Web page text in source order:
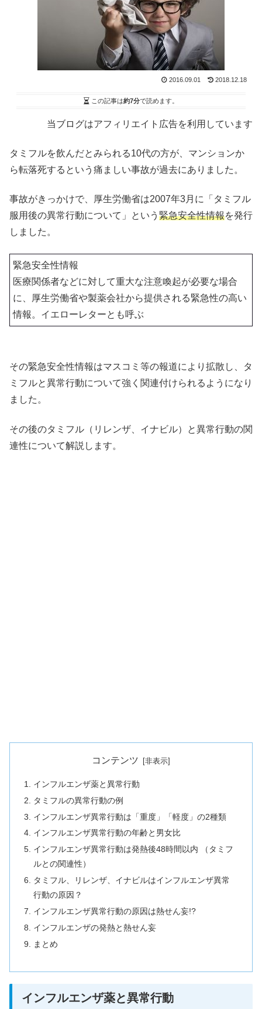
2016.09.01 2018.12.18
この記事は約7分で読めます。
当ブログはアフィリエイト広告を利用しています
タミフルを飲んだとみられる10代の方が、マンションか
ら転落死するという痛ましい事故が過去にありました。
事故がきっかけで、厚生労働省は2007年3月に「タミフル
服用後の異常行動について」という 緊急安全性情報を発行
しました。
緊急安全性情報
医療関係者などに対して重大な注意喚起が必要な場合
に、厚生労働省や製薬会社から提供される緊急性の高い
情報。イエローレターとも呼ぶ
その緊急安全性情報はマスコミ等の報道により拡散し、タ
ミフルと異常行動について強く関連付けられるようになり
ました。
その後のタミフル（リレンザ、イナビル）と異常行動の関
連性について解説します。
コンテンツ
インフルエンザ薬と異常行動
タミフルの異常行動の例
インフルエンザ異常行動は「重度」「軽度」の2種類
インフルエンザ異常行動の年齢と男女比
インフルエンザ異常行動は発熱後48時間以内 （タミフ
ルとの関連性）
タミフル、リレンザ、イナビルはインフルエンザ異常
行動の原因？
インフルエンザ異常行動の原因は熱せん妄!?
インフルエンザの発熱と熱せん妄
まとめ
インフルエンザ薬と異常行動